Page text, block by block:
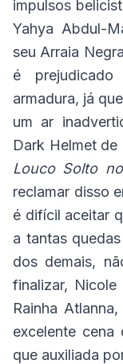
impulsos
Yahya Abdul-
seu Arraia
é
armadura, já
um ar
Dark Helmet de
Louco Solto
reclamar disso
é difícil aceitar
a tantas
dos demais,
finalizar,
Rainha
excelente cena
que auxiliada